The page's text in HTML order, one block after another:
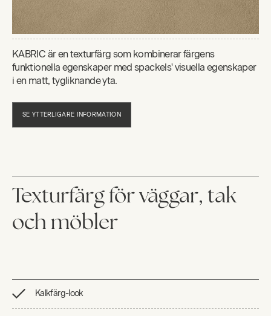
KABRIC är en texturfärg som kombinerar färgens
funktionella egenskaper med spackels' visuella egenskaper
i en matt, tygliknande yta.
SE YTTERLIGARE INFORMATION
Texturfärg för väggar, tak
och möbler
Kalkfärg-look